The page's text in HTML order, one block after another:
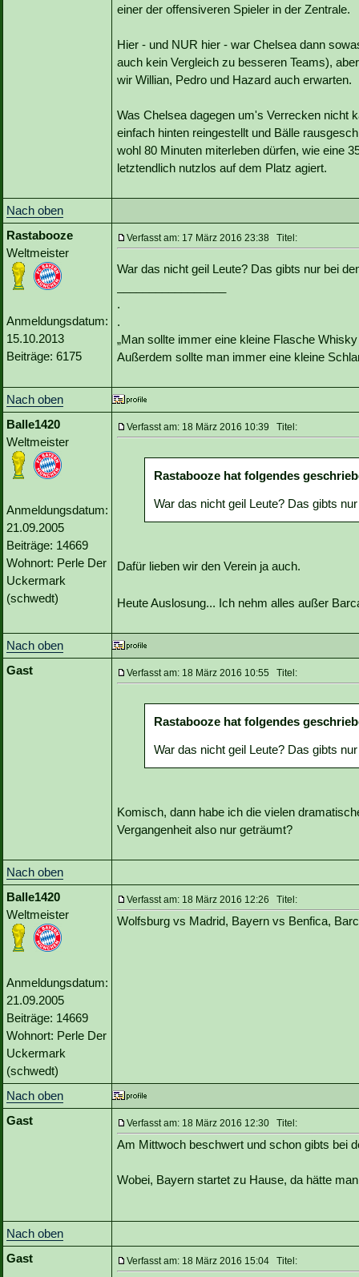
einer der offensiveren Spieler in der Zentrale.
Hier - und NUR hier - war Chelsea dann
auch kein Vergleich zu besseren Teams),
wir Willian, Pedro und Hazard auch erwarten.
Was Chelsea dagegen um's Verrecken nicht
einfach hinten reingestellt und Bälle
wohl 80 Minuten miterleben dürfen, wie eine
letztendlich nutzlos auf dem Platz agiert.
Nach oben
Rastabooze
Weltmeister
Anmeldungsdatum:
15.10.2013
Beiträge: 6175
Verfasst am: 17 März 2016 23:38 Titel:
War das nicht geil Leute? Das gibts nur bei
.
.
„Man sollte immer eine kleine Flasche
Außerdem sollte man immer eine kleine
Nach oben
Balle1420
Weltmeister
Anmeldungsdatum:
21.09.2005
Beiträge: 14669
Wohnort: Perle Der
Uckermark
(schwedt)
Verfasst am: 18 März 2016 10:39 Titel:
Rastabooze hat folgendes
War das nicht geil Leute? Das gibts
Dafür lieben wir den Verein ja auch.
Heute Auslosung... Ich nehm alles außer
Nach oben
Gast
Verfasst am: 18 März 2016 10:55 Titel:
Rastabooze hat folgendes
War das nicht geil Leute? Das gibts
Komisch, dann habe ich die vielen
Vergangenheit also nur geträumt?
Nach oben
Balle1420
Weltmeister
Anmeldungsdatum:
21.09.2005
Beiträge: 14669
Wohnort: Perle Der
Uckermark
(schwedt)
Verfasst am: 18 März 2016 12:26 Titel:
Wolfsburg vs Madrid, Bayern vs Benfica,
Nach oben
Gast
Verfasst am: 18 März 2016 12:30 Titel:
Am Mittwoch beschwert und schon gibts bei
Wobei, Bayern startet zu Hause, da hätte
Nach oben
Gast
Verfasst am: 18 März 2016 15:04 Titel: